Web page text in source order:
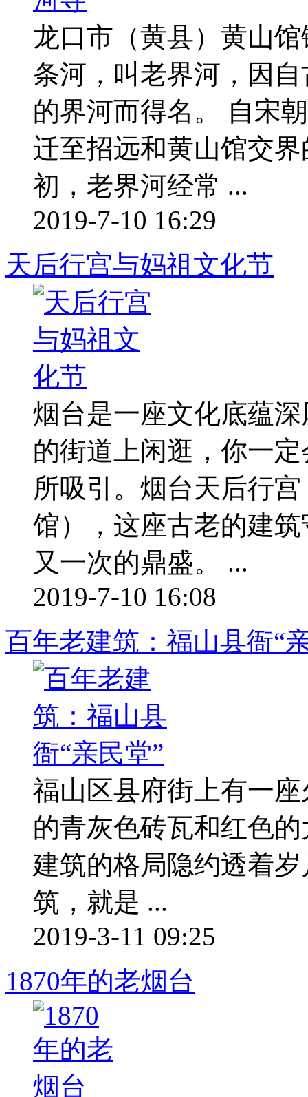
龙口市（黄县）黄山
条河，叫老界河，因
的界河而得名。 自宋
迁至招远和黄山馆交
初，老界河经常 ...
2019-7-10 16:29
天后行宫与妈祖文化节
烟台是一座文化底蕴
的街道上闲逛，你一
所吸引。烟台天后行
馆），这座古老的建
又一次的鼎盛。 ...
2019-7-10 16:08
百年老建筑：福山县衙“
福山区县府街上有一
的青灰色砖瓦和红色
建筑的格局隐约透着
筑，就是 ...
2019-3-11 09:25
1870年的老烟台